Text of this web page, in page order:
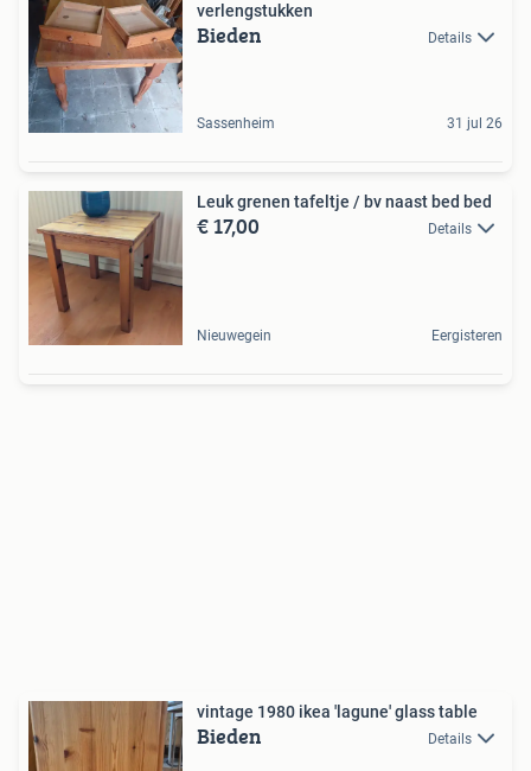
verlengstukken
Bieden Details
Sassenheim 31 jul 26
Leuk grenen tafeltje / bv naast bed bed
€ 17,00 Details
Nieuwegein Eergisteren
vintage 1980 ikea 'lagune' glass table
Bieden Details